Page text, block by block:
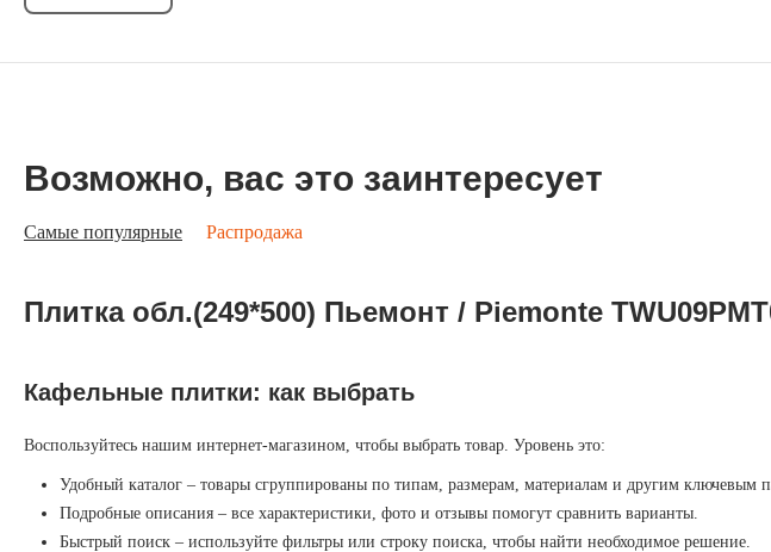
Возможно, вас это заинтересует
Самые популярные Распродажа
Плитка обл.(249*500) Пьемонт / Piemonte
Кафельные плитки: как выбрать
Воспользуйтесь нашим интернет-магазином, чтобы выбрать товар. Уровень это:
Удобный каталог – товары сгруппированы по типам, размерам, материалам и другим ключевым
Подробные описания – все характеристики, фото и отзывы помогут сравнить варианты.
Быстрый поиск – используйте фильтры или строку поиска, чтобы найти необходимое решение.